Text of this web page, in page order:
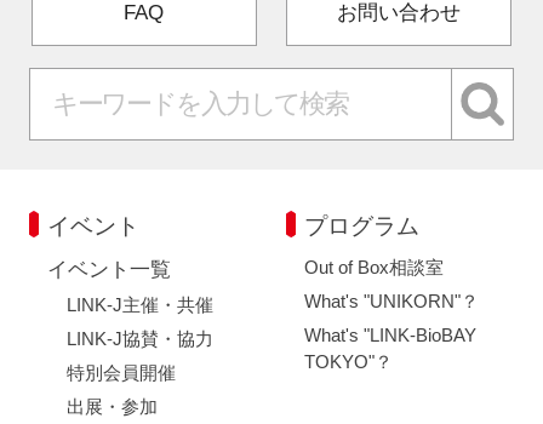
FAQ お問い合わせ
イベント
イベント一覧
LINK-J主催・共催
LINK-J協賛・協力
特別会員開催
出展・参加
プログラム
Out of Box相談室
What's "UNIKORN"？
What's "LINK-BioBAY
TOKYO"？